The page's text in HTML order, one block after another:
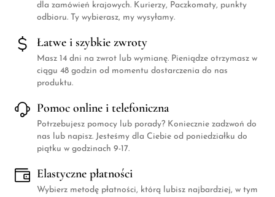
dla zamówień krajowych. Kurierzy, Paczkomaty, punkty
odbioru. Ty wybierasz, my wysyłamy.
Łatwe i szybkie zwroty
Masz 14 dni na zwrot lub wymianę. Pieniądze otrzymasz w
ciągu 48 godzin od momentu dostarczenia do nas
produktu.
Pomoc online i telefoniczna
Potrzebujesz pomocy lub porady? Koniecznie zadzwoń do
nas lub napisz. Jesteśmy dla Ciebie od poniedziałku do
piątku w godzinach 9-17.
Elastyczne płatności
Wybierz metodę płatności, którą lubisz najbardziej, w tym